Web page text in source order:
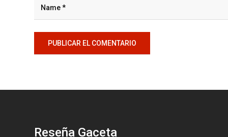
Reseña Gaceta